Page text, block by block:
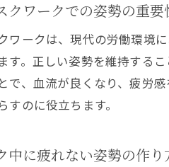
クワークでの姿勢の重要
ワークは、現代の労働環境
す。正しい姿勢を維持する
で、血流が良くなり、疲労
すのに役立ちます。
中に疲れない姿勢の作り